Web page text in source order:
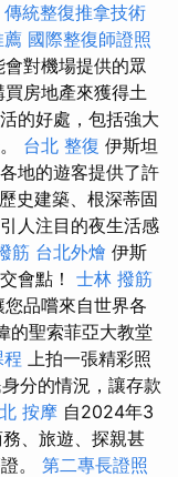
傳統整復推拿技術
薦 國際整復師證照
對機場提供的眾
房地產來獲得土
的好處，包括強大
台北 整復 伊斯坦
地的遊客提供了許
史建築、根深蒂固
人​​注目的夜生活感
筋 台北外燴 伊斯
會點！ 士林 撥筋
品嚐來自世界各
的聖索菲亞大教堂
上拍一張精彩照
分的情況，讓存款
按摩 自2024年3
、旅遊、探親甚
。 第二專長證照